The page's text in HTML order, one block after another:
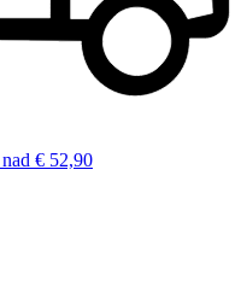
nad € 52,90